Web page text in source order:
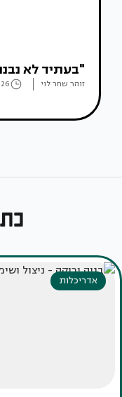
"בעתיד לא
זוהר שחר לוי
אדריכלות